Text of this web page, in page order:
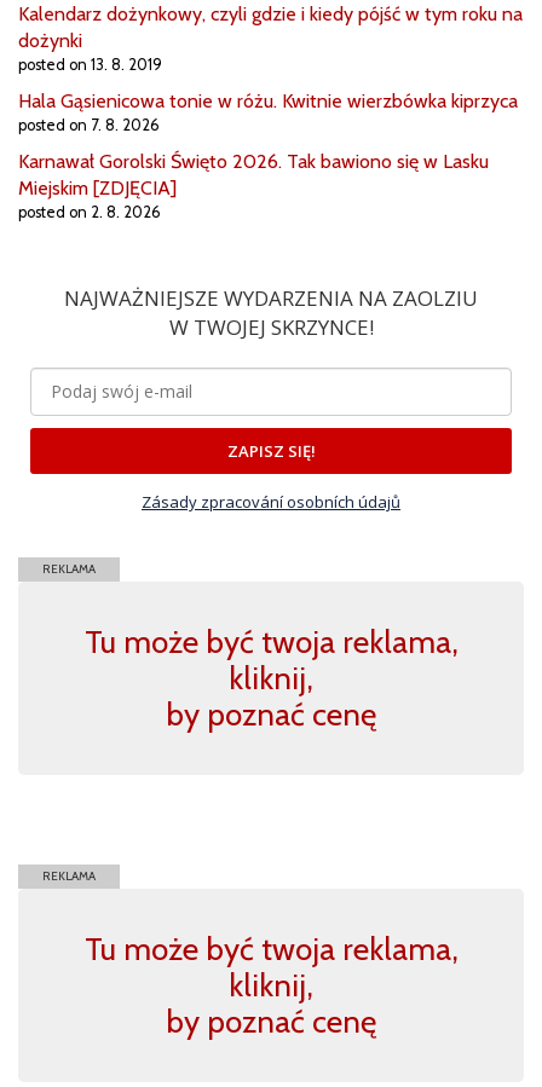
Kalendarz dożynkowy, czyli gdzie i kiedy pójść w tym roku na
dożynki
posted on 13. 8. 2019
Hala Gąsienicowa tonie w różu. Kwitnie wierzbówka kiprzyca
posted on 7. 8. 2026
Karnawał Gorolski Święto 2026. Tak bawiono się w Lasku
Miejskim [ZDJĘCIA]
posted on 2. 8. 2026
NAJWAŻNIEJSZE WYDARZENIA NA ZAOLZIU
W TWOJEJ SKRZYNCE!
ZAPISZ SIĘ!
Zásady zpracování osobních údajů
REKLAMA
Tu może być twoja reklama,
kliknij,
by poznać cenę
REKLAMA
Tu może być twoja reklama,
kliknij,
by poznać cenę